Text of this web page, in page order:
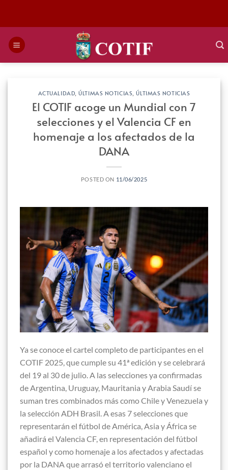
ACTUALIDAD,ÚLTIMAS NOTICIAS,ÚLTIMAS NOTICIAS
El COTIF acoge un Mundial con 7
selecciones y el Valencia CF en
homenaje a los afectados de la
DANA
POSTED ON 11/06/2025
Ya se conoce el cartel completo de participantes en el
COTIF 2025, que cumple su 41ª edición y se celebrará
del 19 al 30 de julio. A las selecciones ya confirmadas
de Argentina, Uruguay, Mauritania y Arabia Saudí se
suman tres combinados más como Chile y Venezuela y
la selección ADH Brasil. A esas 7 selecciones que
representarán el fútbol de América, Asia y África se
añadirá el Valencia CF, en representación del fútbol
español y como homenaje a los afectados y afectadas
por la DANA que arrasó el territorio valenciano el